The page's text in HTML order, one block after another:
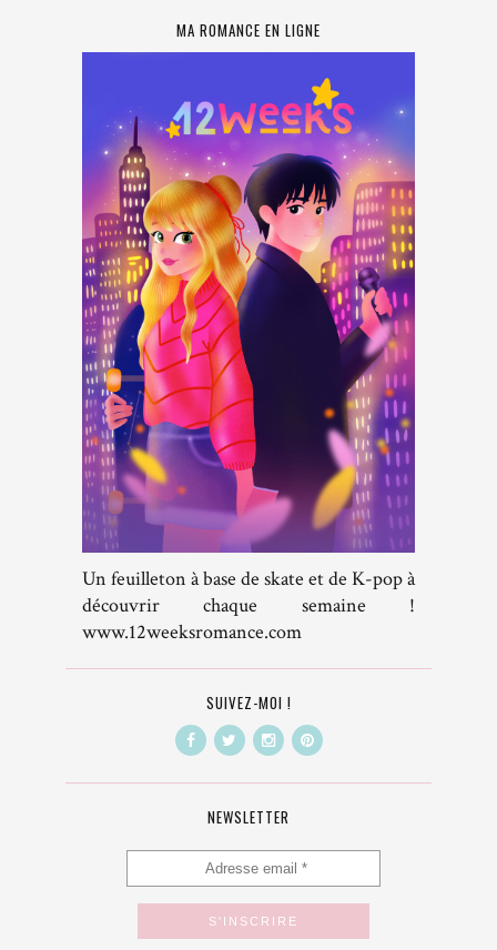
MA ROMANCE EN LIGNE
Un feuilleton à base de skate et de K-pop à
découvrir chaque semaine !
www.12weeksromance.com
SUIVEZ-MOI !
NEWSLETTER